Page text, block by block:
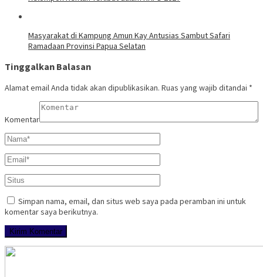
Masyarakat di Kampung Amun Kay Antusias Sambut Safari
Ramadaan Provinsi Papua Selatan
Tinggalkan Balasan
Alamat email Anda tidak akan dipublikasikan. Ruas yang wajib ditandai *
Komentar
Simpan nama, email, dan situs web saya pada peramban ini untuk
komentar saya berikutnya.